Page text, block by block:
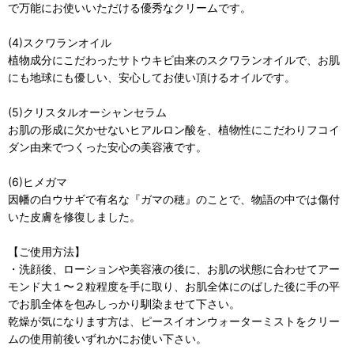
で万能にお使いいただける優秀なクリームです。
(4)スクワランオイル
植物成分にこだわったサトウキビ由来のスクワランオイルで、お肌
にも地球にも優しい、安心してお使い頂けるオイルです。
(5)クリスタルオーシャンセラム
お肌の形成に欠かせないヒアルロン酸を、植物性にこだわりフコイ
ダン由来でつくった安心の美容液です。
(6)ヒメガマ
因幡の白ウサギで有名な『ガマの穂』のことで、物語の中では傷付
いた皮膚を修復しました。
【ご使用方法】
・洗顔後、ローションや美容液の後に、お肌の状態に合わせてアー
モンド大１〜２粒程度を手に取り、お肌全体にのばした後に手の平
でお肌全体を包みしっかり馴染ませて下さい。
乾燥が気になります方は、ピースイオンウォーターミストをクリー
ムの使用前後いずれかにお使い下さい。